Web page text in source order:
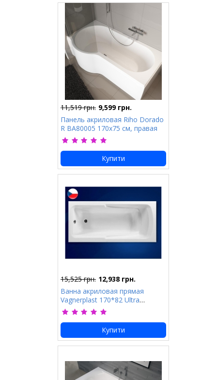
11,519 грн. 9,599 грн.
Панель акриловая Riho Dorado
R BA80005 170х75 см, правая
Купити
15,525 грн. 12,938 грн.
Ванна акриловая прямая
Vagnerplast 170*82 Ultra
VPBA178ULM2X-01
Купити